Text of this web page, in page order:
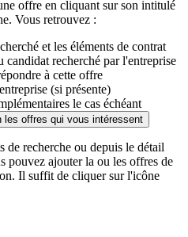
offre en cliquant sur son intitulé
Vous retrouvez :
et les éléments de contrat
recherché par l'entreprise
à cette offre
(si présente)
le cas échéant
les offres qui vous intéressent
de recherche ou depuis le détail
pouvez ajouter la ou les offres de
Il suffit de cliquer sur l'icône